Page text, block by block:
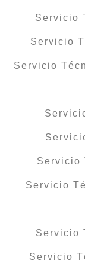
Servicio
Servicio
Servicio
Servicio
Servicio
Servicio
Servicio